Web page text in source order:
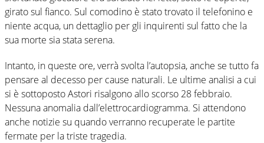
girato sul fianco. Sul comodino è stato trovato il telefonino e
niente acqua, un dettaglio per gli inquirenti sul fatto che la
sua morte sia stata serena.
Intanto, in queste ore, verrà svolta l’autopsia, anche se tutto fa
pensare al decesso per cause naturali. Le ultime analisi a cui
si è sottoposto Astori risalgono allo scorso 28 febbraio.
Nessuna anomalia dall’elettrocardiogramma. Si attendono
anche notizie su quando verranno recuperate le partite
fermate per la triste tragedia.